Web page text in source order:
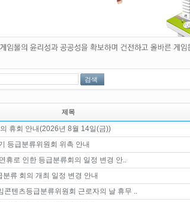
검색
제목
휴회 안내(2026년 8월 14일(금))
등급분류위원회 위촉 안내
휴로 인한 등급분류회의 일정 변경 안..
분류 회의 개최 일정 변경 안내
콘텐츠등급분류위원회 근로자의 날 휴무 ..